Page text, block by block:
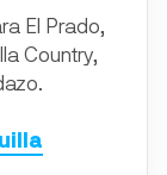
El Prado,
Country,